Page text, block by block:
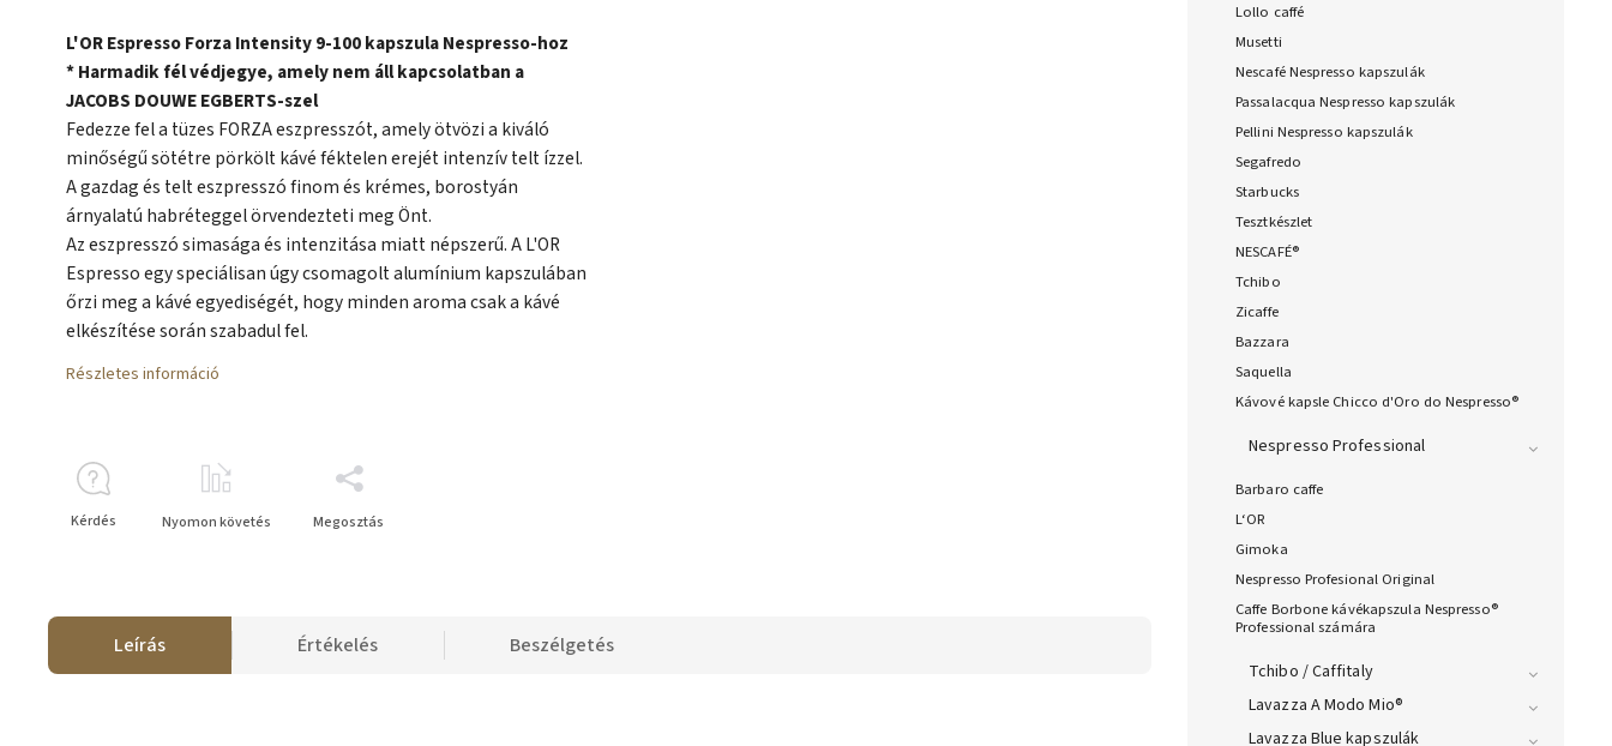
Lollo caffé
Musetti
Nescafé Nespresso kapszulák
Passalacqua Nespresso kapszulák
Pellini Nespresso kapszulák
Segafredo
Starbucks
Tesztkészlet
NESCAFÉ®
Tchibo
Zicaffe
Bazzara
Saquella
Kávové kapsle Chicco d'Oro do Nespresso®
Nespresso Professional
Barbaro caffe
L‘OR
Gimoka
Nespresso Profesional Original
Caffe Borbone kávékapszula Nespresso®
Professional számára
Tchibo / Caffitaly
Lavazza A Modo Mio®
Lavazza Blue kapszulák
L'OR Espresso Forza Intensity 9-100 kapszula Nespresso-hoz
* Harmadik fél védjegye, amely nem áll kapcsolatban a
JACOBS DOUWE EGBERTS-szel
Fedezze fel a tüzes FORZA eszpresszót, amely ötvözi a kiváló
minőségű sötétre pörkölt kávé féktelen erejét intenzív telt ízzel.
A gazdag és telt eszpresszó finom és krémes, borostyán
árnyalatú habréteggel örvendezteti meg Önt.
Az eszpresszó simasága és intenzitása miatt népszerű. A L'OR
Espresso egy speciálisan úgy csomagolt alumínium kapszulában
őrzi meg a kávé egyediségét, hogy minden aroma csak a kávé
elkészítése során szabadul fel.
Részletes információ
Kérdés Nyomon követés Megosztás
Leírás Értékelés Beszélgetés